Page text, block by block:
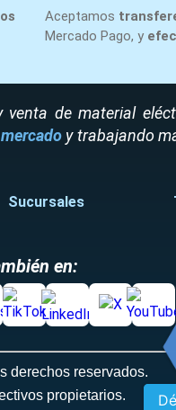
Aceptamos
Mercado Pago, y
venta de material
y trabajando
Sucursales
en:
derechos reservados.
propietarios.